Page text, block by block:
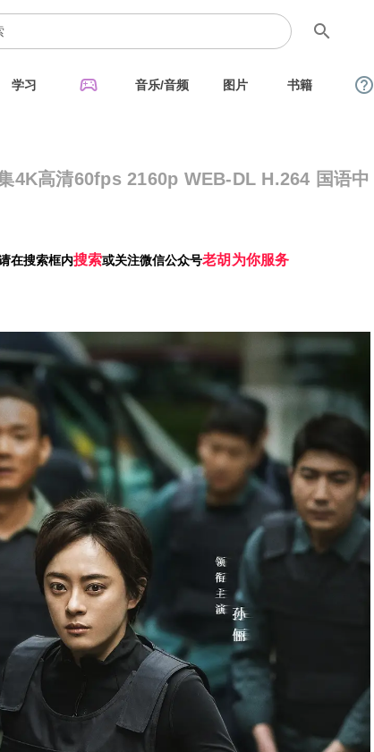
search
学习 sports_esports 音乐/音频 图片 书籍 help_outline
4K高清60fps 2160p WEB-DL H.264 国语中
在搜索框内搜索或关注微信公众号老胡为你服务